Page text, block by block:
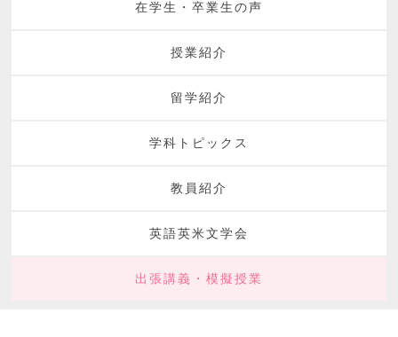
在学生・卒業生の声
授業紹介
留学紹介
学科トピックス
教員紹介
英語英米文学会
出張講義・模擬授業